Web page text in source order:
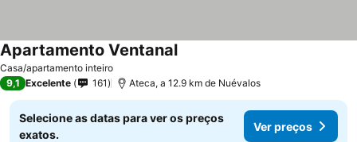
Casa/apartamento inteiro
Apartamento VentanalVer preços
9,1 Excelente 161 Ateca, a 12.9 km de Nuévalos
Selecione as datas para ver os preços
exatos.
Ver preços